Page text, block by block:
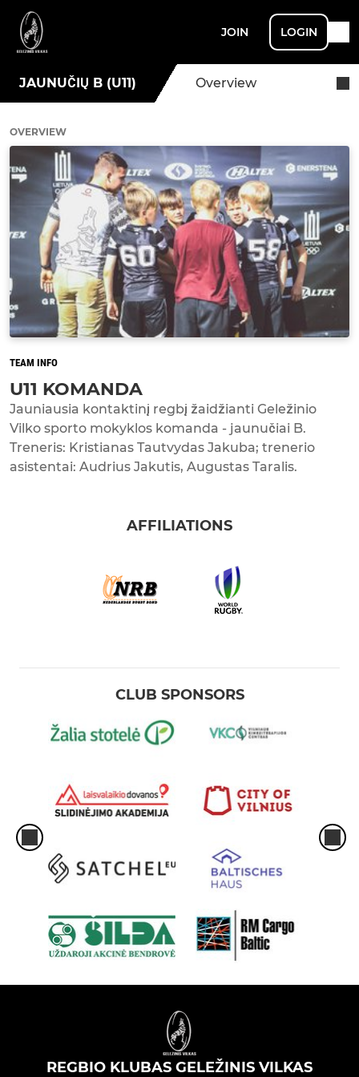
JOIN LOGIN
JAUNUČIŲ B (U11) Overview
OVERVIEW
TEAM INFO
U11 KOMANDA
Jauniausia kontaktinį regbį žaidžianti Geležinio
Vilko sporto mokyklos komanda - jaunučiai B.
Treneris: Kristianas Tautvydas Jakuba; trenerio
asistentai: Audrius Jakutis, Augustas Taralis.
AFFILIATIONS
CLUB SPONSORS
REGBIO KLUBAS GELEŽINIS VILKAS